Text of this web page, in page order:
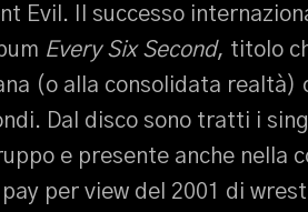
Evil. Il successo
Every Six Second, titolo
(o alla consolidata realtà)
Dal disco sono tratti i
e presente anche nella
per view del 2001 di